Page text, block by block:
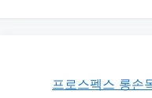
프로스펙스 롱손